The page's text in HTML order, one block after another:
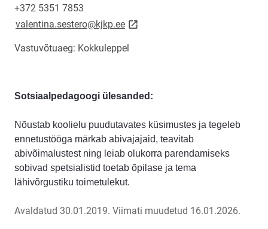
+372 5351 7853
valentina.sestero@kjkp.eelink opens on new page
Vastuvõtuaeg: Kokkuleppel
Sotsiaalpedagoogi ülesanded:
Nõustab koolielu puudutavates küsimustes ja tegeleb
ennetustööga märkab abivajajaid, teavitab
abivõimalustest ning leiab olukorra parendamiseks
sobivad spetsialistid toetab õpilase ja tema
lähivõrgustiku toimetulekut.
Avaldatud 30.01.2019. Viimati muudetud 16.01.2026.